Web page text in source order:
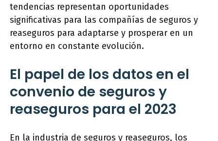
tendencias representan oportunidades
significativas para las compañías de seguros y
reaseguros para adaptarse y prosperar en un
entorno en constante evolución.
El papel de los datos en el
convenio de seguros y
reaseguros para el 2023
En la industria de seguros y reaseguros, los